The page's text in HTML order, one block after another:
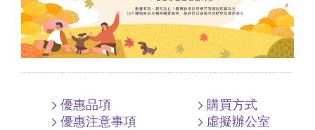
優惠品項
優惠注意事項
購買方式
虛擬辦公室